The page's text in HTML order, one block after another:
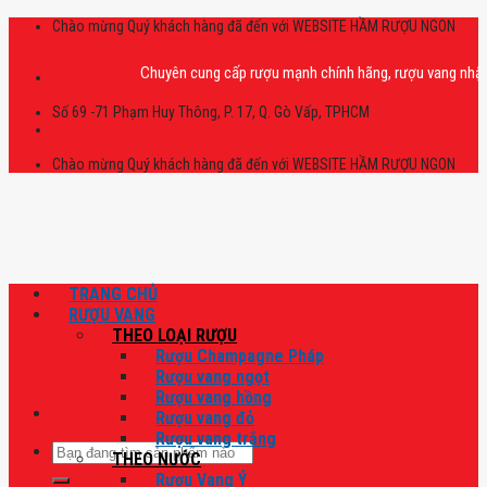
Skip
Chào mừng Quý khách hàng đã đến với WEBSITE HẦM RƯỢU NGON
Chuyên cung cấp rượu mạnh chính hãng, rượu vang nhập
Số 69 -71 Phạm Huy Thông, P. 17, Q. Gò Vấp, TPHCM
Chào mừng Quý khách hàng đã đến với WEBSITE HẦM RƯỢU NGON
Tìm
kiếm:
TRANG CHỦ
RƯỢU VANG
THEO LOẠI RƯỢU
Rượu Champagne Pháp
Rượu vang ngọt
Rượu vang hồng
Rượu vang đỏ
Rượu vang trắng
THEO NƯỚC
Rượu Vang Ý